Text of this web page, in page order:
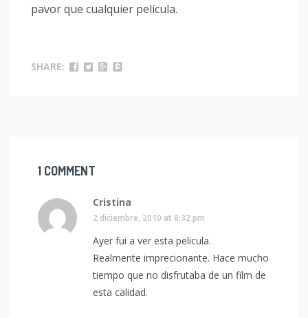
pavor que cualquier película.
SHARE:
1 COMMENT
Cristina
2 diciembre, 2010 at 8:32 pm
Ayer fui a ver esta pelicula.
Realmente imprecionante. Hace mucho
tiempo que no disfrutaba de un film de
esta calidad.